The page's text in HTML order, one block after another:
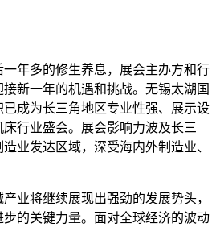
年多的修生养息，展会主办方和行
新一年的机遇和挑战。无锡太湖国
已成为长三角地区专业性强、展示设
行业盛会。展会影响力波及长三
业发达区域，深受海内外制造业、
业将继续展现出强劲的发展势头，
的关键力量。面对全球经济的波动